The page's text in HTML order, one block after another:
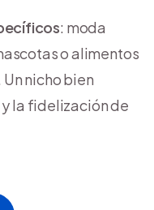
: moda
o alimentos
nicho bien
la fidelización de